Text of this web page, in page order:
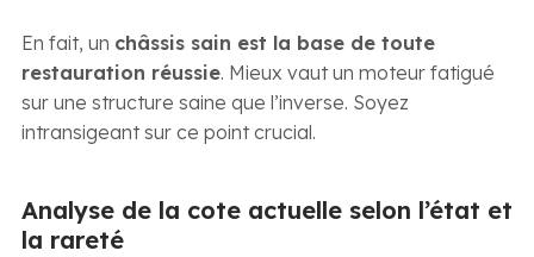
En fait, un châssis sain est la base de toute
restauration réussie. Mieux vaut un moteur fatigué
sur une structure saine que l’inverse. Soyez
intransigeant sur ce point crucial.
Analyse de la cote actuelle selon l’état et
la rareté